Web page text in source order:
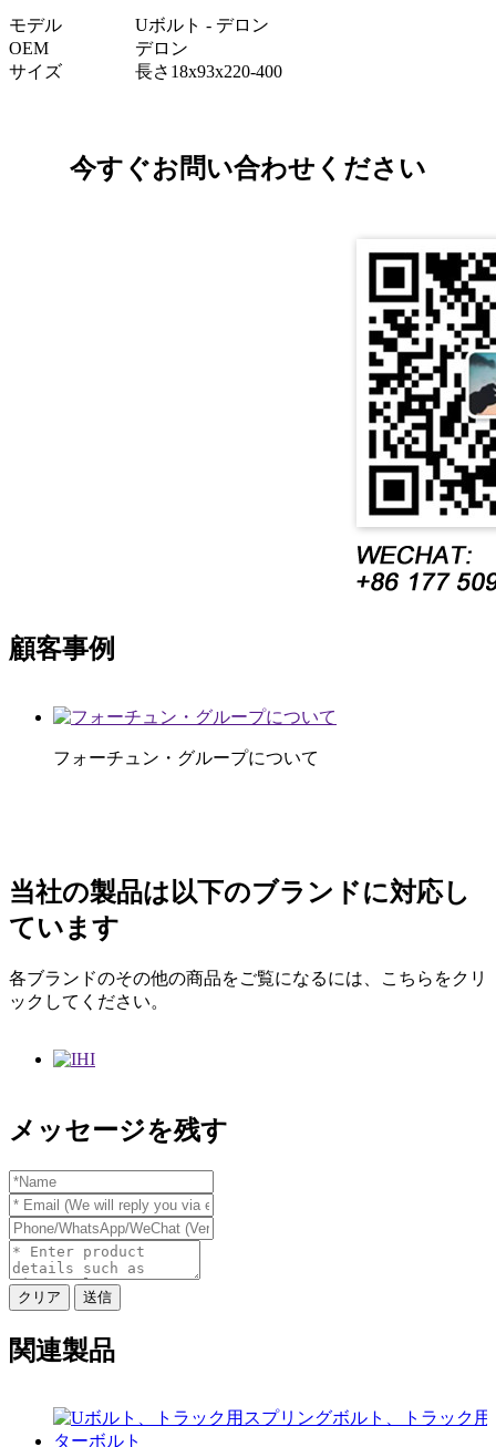
モデル
Uボルト - デロン
OEM
デロン
サイズ
長さ18x93x220-400
今すぐお問い合わせください
顧客事例
フォーチュン・グループについて
当社の製品は以下のブランドに対応し
ています
各ブランドのその他の商品をご覧になるには、こちらをクリ
ックしてください。
メッセージを残す
クリア 送信
関連製品